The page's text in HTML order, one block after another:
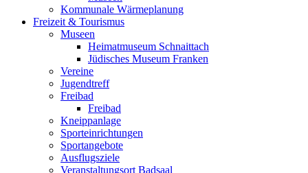
Kommunale Wärmeplanung
Freizeit & Tourismus
Museen
Heimatmuseum Schnaittach
Jüdisches Museum Franken
Vereine
Jugendtreff
Freibad
Freibad
Kneippanlage
Sporteinrichtungen
Sportangebote
Ausflugsziele
Veranstaltungsort Badsaal